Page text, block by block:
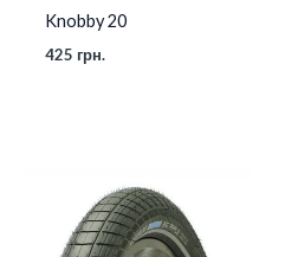
Knobby 20
425 грн.
від
465 грн.